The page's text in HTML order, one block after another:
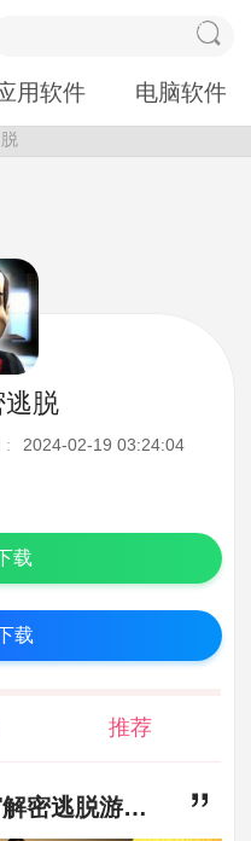
用软件 电脑软件
逃脱
: 2024-02-19 03:24:04
载
载
推荐
迷宫解密逃脱,迷宫解密逃脱游戏下载,迷宫解密逃脱游戏手机版下载